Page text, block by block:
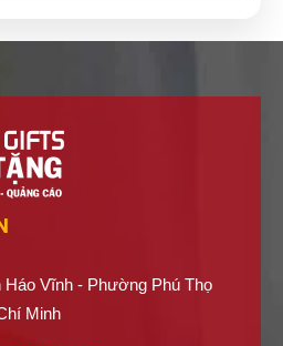
Vĩnh - Phường Phú Thọ
Minh